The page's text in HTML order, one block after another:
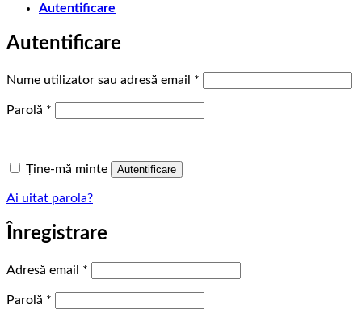
Autentificare
Autentificare
Nume utilizator sau adresă email *
Parolă *
Ține-mă minte Autentificare
Ai uitat parola?
Înregistrare
Adresă email *
Parolă *